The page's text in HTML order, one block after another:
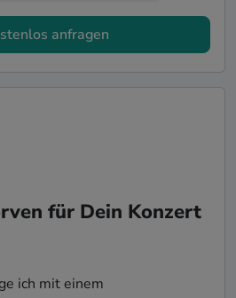
anfragen
für Dein Konzert
ich mit einem